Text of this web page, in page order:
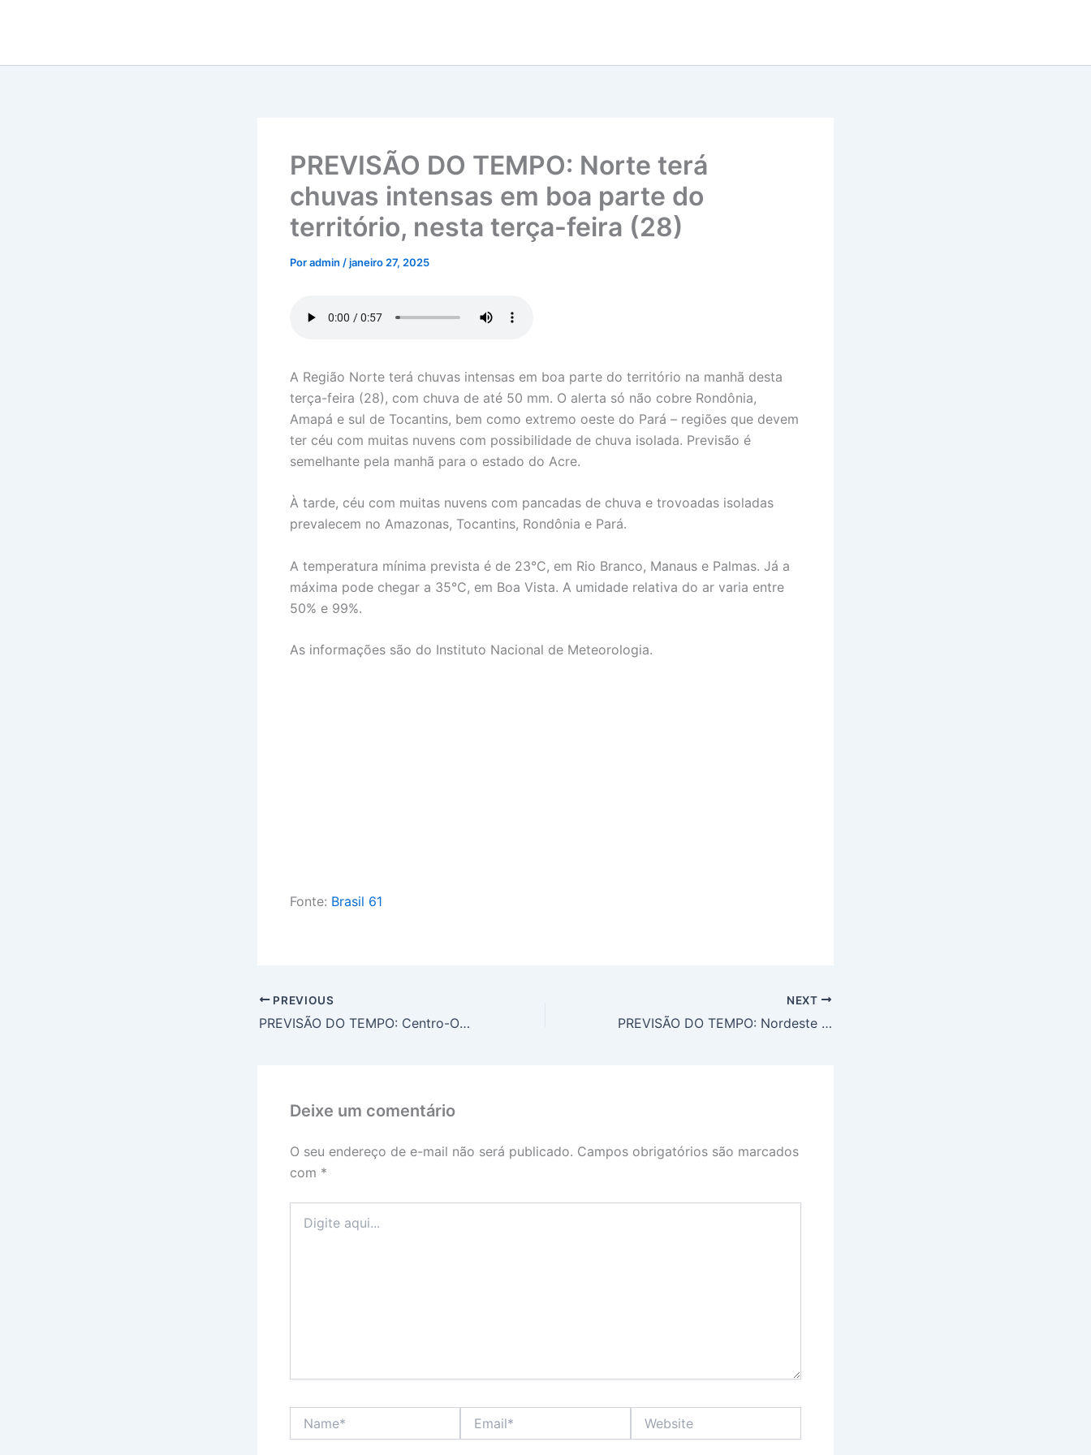
PREVISÃO DO TEMPO: Norte terá
chuvas intensas em boa parte do
território, nesta terça-feira (28)
Poradmin /janeiro 27, 2025
A Região Norte terá chuvas intensas em boa parte do território na manhã desta
terça-feira (28), com chuva de até 50 mm. O alerta só não cobre Rondônia,
Amapá e sul de Tocantins, bem como extremo oeste do Pará – regiões que devem
ter céu com muitas nuvens com possibilidade de chuva isolada. Previsão é
semelhante pela manhã para o estado do Acre.
À tarde, céu com muitas nuvens com pancadas de chuva e trovoadas isoladas
prevalecem no Amazonas, Tocantins, Rondônia e Pará.
A temperatura mínima prevista é de 23°C, em Rio Branco, Manaus e Palmas. Já a
máxima pode chegar a 35°C, em Boa Vista. A umidade relativa do ar varia entre
50% e 99%.
As informações são do Instituto Nacional de Meteorologia.
Fonte: Brasil 61
PREVIOUS
PREVISÃO DO TEMPO: Centro-Oeste será chuvoso, nesta terça-feira (28)
NEXT
PREVISÃO DO TEMPO: Nordeste terá céu com muitas nuvens e chuva isolada, nesta terça-feira (28)
Deixe um comentário
O seu endereço de e-mail não será publicado. Campos obrigatórios são marcados
com *
aqui...